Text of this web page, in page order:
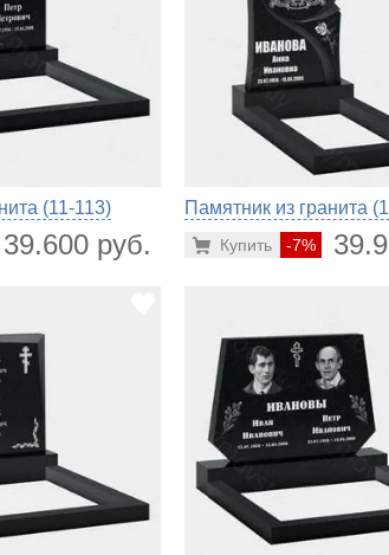
(11-113)
39.600 руб.
Памятник из гранита
-7%
Купить